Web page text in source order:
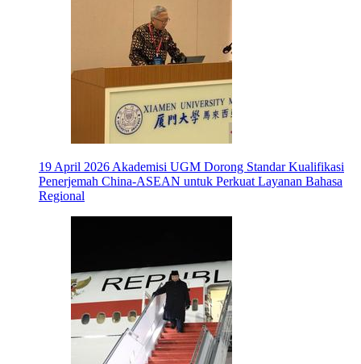
19 April 2026 Akademisi UGM Dorong Standar Kualifikasi
Penerjemah China-ASEAN untuk Perkuat Layanan Bahasa
Regional